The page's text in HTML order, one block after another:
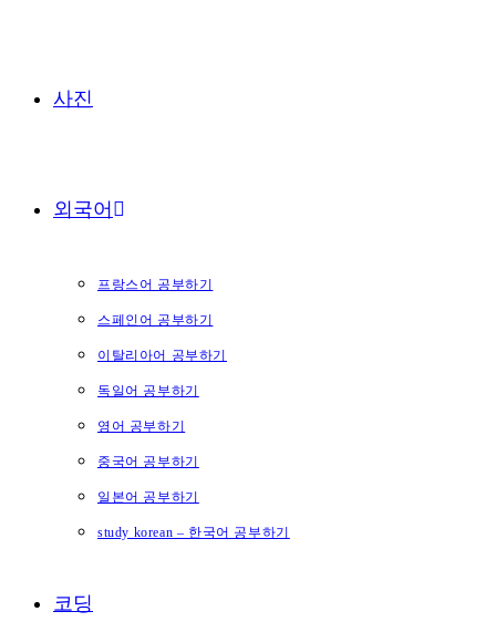
사진
외국어
프랑스어 공부하기
스페인어 공부하기
이탈리아어 공부하기
독일어 공부하기
영어 공부하기
중국어 공부하기
일본어 공부하기
study korean – 한국어 공부하기
코딩